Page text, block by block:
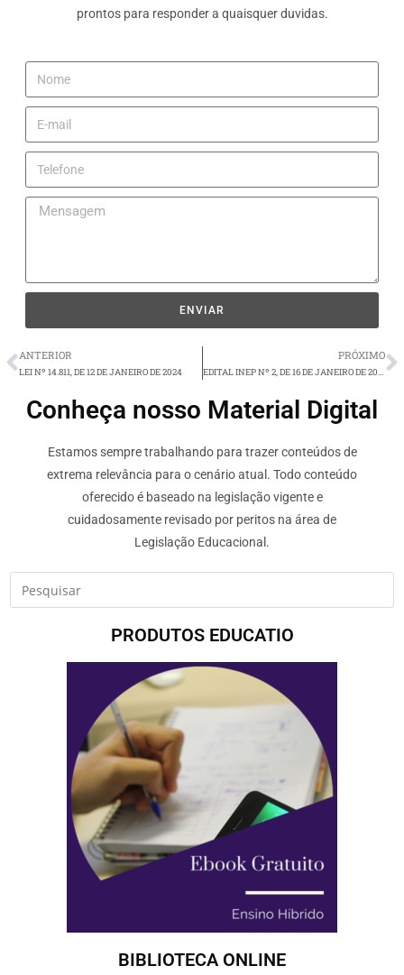
prontos para responder a quaisquer duvidas.
ENVIAR
ANTERIOR
LEI Nº 14.811, DE 12 DE JANEIRO DE 2024
PRÓXIMO
EDITAL INEP Nº 2, DE 16 DE JANEIRO DE 2024
Conheça nosso Material Digital
Estamos sempre trabalhando para trazer conteúdos de
extrema relevância para o cenário atual. Todo conteúdo
oferecido é baseado na legislação vigente e
cuidadosamente revisado por peritos na área de
Legislação Educacional.
PRODUTOS EDUCATIO
BIBLIOTECA ONLINE